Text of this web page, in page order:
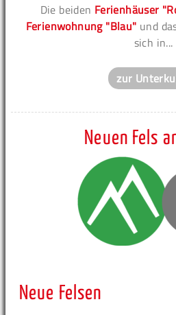
Die beiden Ferienhäuser
Ferienwohnung "Blau" und
sich in...
zur
Neuen Fels
Neue Felsen